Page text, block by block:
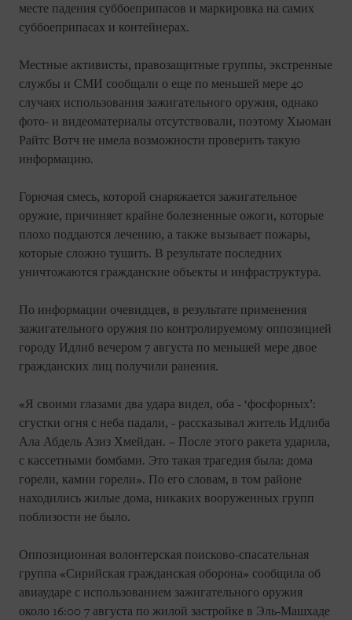
месте падения суббоеприпасов и маркировка на самих
суббоеприпасах и контейнерах.
Местные активисты, правозащитные группы, экстренные
службы и СМИ сообщали о еще по меньшей мере 40
случаях использования зажигательного оружия, однако
фото- и видеоматериалы отсутствовали, поэтому Хьюман
Райтс Вотч не имела возможности проверить такую
информацию.
Горючая смесь, которой снаряжается зажигательное
оружие, причиняет крайне болезненные ожоги, которые
плохо поддаются лечению, а также вызывает пожары,
которые сложно тушить. В результате последних
уничтожаются гражданские объекты и инфраструктура.
По информации очевидцев, в результате применения
зажигательного оружия по контролируемому оппозицией
городу Идлиб вечером 7 августа по меньшей мере двое
гражданских лиц получили ранения.
«Я своими глазами два удара видел, оба - ‘фосфорных’:
сгустки огня с неба падали, - рассказывал житель Идлиба
Ала Абдель Азиз Хмейдан. – После этого ракета ударила,
с кассетными бомбами. Это такая трагедия была: дома
горели, камни горели». По его словам, в том районе
находились жилые дома, никаких вооруженных групп
поблизости не было.
Оппозиционная волонтерская поисково-спасательная
группа «Сирийская гражданская оборона» сообщила об
авиаударе с использованием зажигательного оружия
около 16:00 7 августа по жилой застройке в Эль-Машхаде